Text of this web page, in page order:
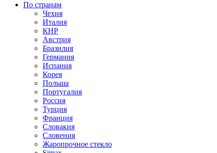
По странам
Чехия
Италия
КНР
Австрия
Бразилия
Германия
Испания
Корея
Польша
Португалия
Россия
Турция
Франция
Словакия
Словения
Жаропрочное стекло